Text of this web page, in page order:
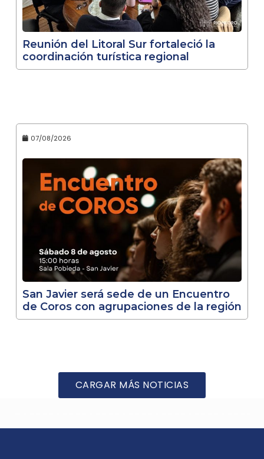
Reunión del Litoral Sur fortaleció la
coordinación turística regional
07/08/2026
San Javier será sede de un Encuentro
de Coros con agrupaciones de la región
CARGAR MÁS NOTICIAS